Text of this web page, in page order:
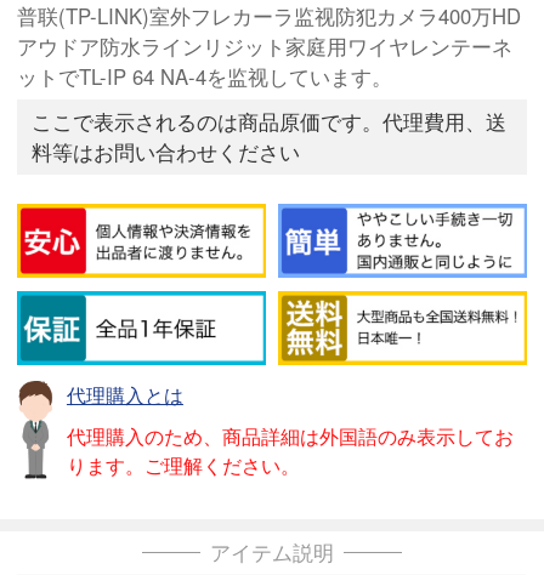
普联(TP-LINK)室外フレカーラ监视防犯カメラ400万HD
アウドア防水ラインリジット家庭用ワイヤレンテーネ
ットでTL-IP 64 NA-4を监视しています。
ここで表示されるのは商品原価です。代理費用、送
料等はお問い合わせください
代理購入とは
代理購入のため、商品詳細は外国語のみ表示してお
ります。ご理解ください。
アイテム説明